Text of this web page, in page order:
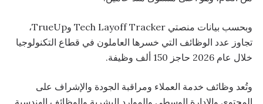
وبحسب بيانات منصتي Tech Layoff Tracker وTrueUp،
تجاوز عدد الوظائف التي خسرها العاملون في قطاع التكنولوجيا
خلال عام 2026 حاجز 150 ألف وظيفة.
وتُعد وظائف خدمة العملاء ومراقبة الجودة والإشراف على
المحتوى والإدارة الوسطى والموارد البشرية والوظائف الهندسية